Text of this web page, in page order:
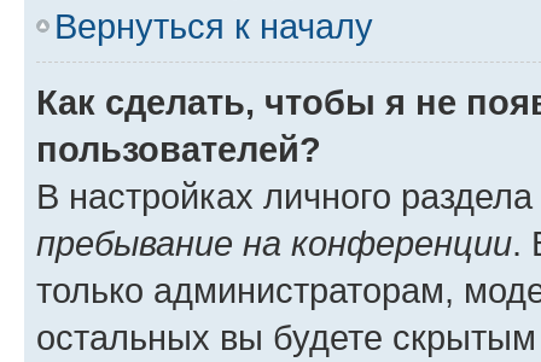
Вернуться к началу
Как сделать, чтобы я не
пользователей?
В настройках личного
пребывание на конференции.
только администраторам,
остальных вы будете